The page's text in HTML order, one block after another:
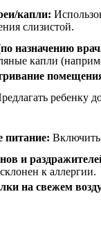
капли:
слизистой.
назначению
капли
ребенку
питание:
и
к аллергии.
на свежем